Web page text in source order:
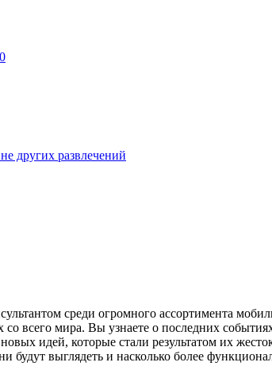
других развлечений
среди огромного ассортимента
всего мира. Вы узнаете о последних
идей, которые стали результатом их
выглядеть и насколько более